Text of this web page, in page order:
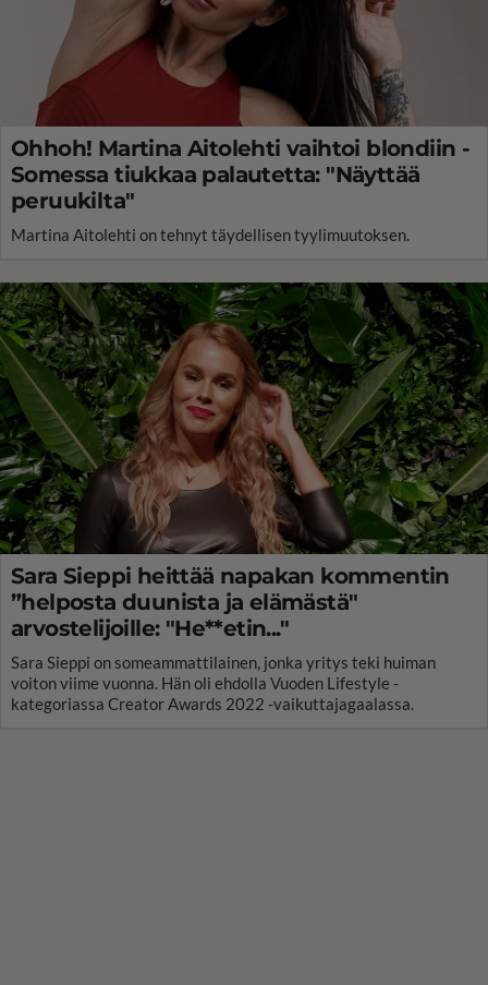
Ohhoh! Martina Aitolehti vaihtoi blondiin -
Somessa tiukkaa palautetta: "Näyttää
peruukilta"
Martina Aitolehti on tehnyt täydellisen tyylimuutoksen.
Sara Sieppi heittää napakan kommentin
”helposta duunista ja elämästä"
arvostelijoille: "He**etin..."
Sara Sieppi on someammattilainen, jonka yritys teki huiman
voiton viime vuonna. Hän oli ehdolla Vuoden Lifestyle -
kategoriassa Creator Awards 2022 -vaikuttajagaalassa.